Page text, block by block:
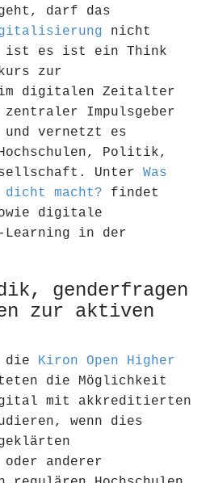
darf das
nicht
ist es ist ein Think
zur
im digitalen Zeitalter
Impulsgeber
vernetzt es
Politik,
Unter Was
macht? findet
digitale
Learning in der
genderfragen
zur aktiven
die Kiron Open Higher
die Möglichkeit
mit akkreditierten
wenn dies
anderer